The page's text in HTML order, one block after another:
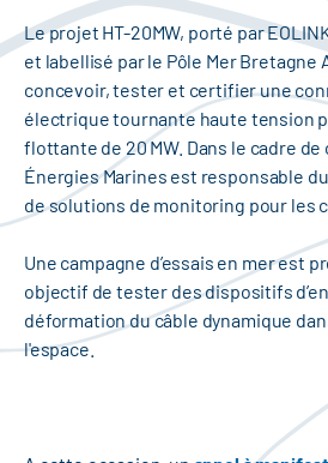
Le projet HT-20MW, porté par
et labellisé par le Pôle Mer Bretagne
concevoir, tester et certifier une
électrique tournante haute tension
flottante de 20 MW. Dans le cadre
Énergies Marines est responsable
de solutions de monitoring pour les
Une campagne d’essais en mer est
objectif de tester des dispositifs
déformation du câble dynamique
l'espace.